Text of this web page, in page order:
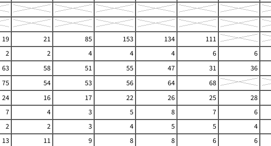
19 21 85 153 134
111
2 2 4 4 4 6
6
63 58 51 55 47 31
36
75 54 53 56 64
68
24 16 17 22 26 25
28
7 4 3 5 8 7
6
2 2 3 4 5 5
4
13 11 9 8 8 6
6